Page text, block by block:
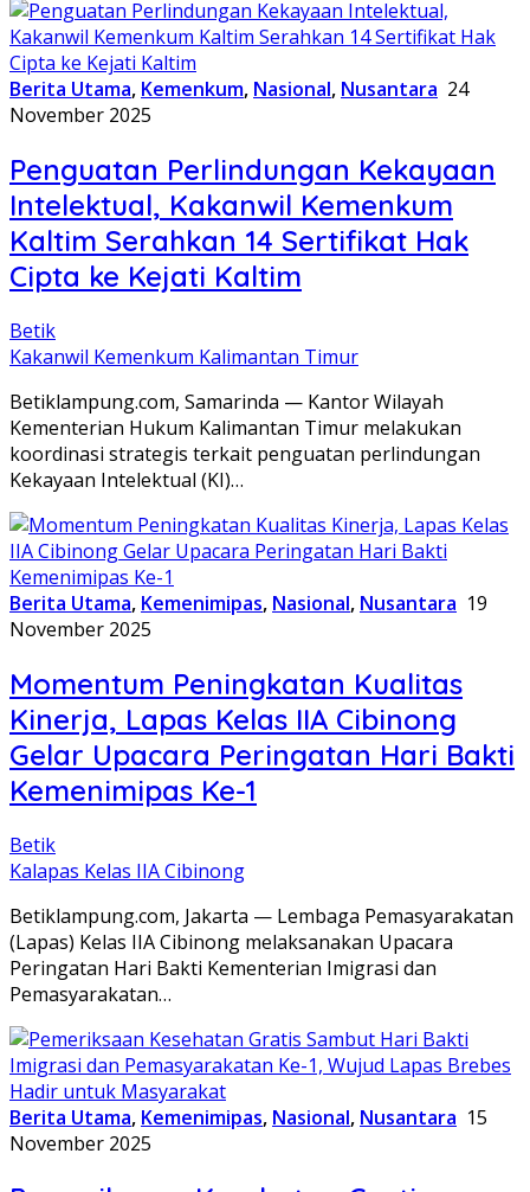
Berita Utama, Kemenkum, Nasional, Nusantara 24
November 2025
Penguatan Perlindungan Kekayaan
Intelektual, Kakanwil Kemenkum
Kaltim Serahkan 14 Sertifikat Hak
Cipta ke Kejati Kaltim
Betik
Kakanwil Kemenkum Kalimantan Timur
Betiklampung.com, Samarinda — Kantor Wilayah
Kementerian Hukum Kalimantan Timur melakukan
koordinasi strategis terkait penguatan perlindungan
Kekayaan Intelektual (KI)…
Berita Utama, Kemenimipas, Nasional, Nusantara 19
November 2025
Momentum Peningkatan Kualitas
Kinerja, Lapas Kelas IIA Cibinong
Gelar Upacara Peringatan Hari Bakti
Kemenimipas Ke-1
Betik
Kalapas Kelas IIA Cibinong
Betiklampung.com, Jakarta — Lembaga Pemasyarakatan
(Lapas) Kelas IIA Cibinong melaksanakan Upacara
Peringatan Hari Bakti Kementerian Imigrasi dan
Pemasyarakatan…
Berita Utama, Kemenimipas, Nasional, Nusantara 15
November 2025